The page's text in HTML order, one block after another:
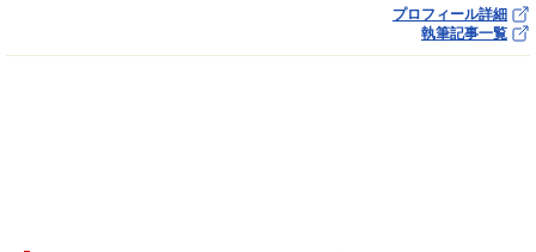
プロフィール詳細
執筆記事一覧